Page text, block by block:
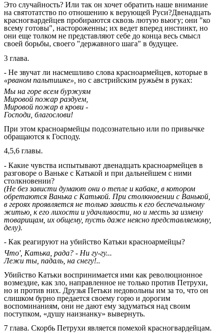
Это случайность? Или так он хочет обратить наше внимание
на святотатство по отношению к верующей Руси?Двенадцать
красногвардейцев пробираются сквозь лютую вьюгу; они "ко
всему готовы", настороженны; их ведет вперед инстинкт, но
они еще толком не представляют себе до конца весь смысл
своей борьбы, своего "державного шага" в будущее.
3 глава.
- Не звучат ли насмешливо слова красноармейцев, которые в
«рваном пальтишке», но с австрийским ружьём в руках:
Мы на горе всем буржуям
Мировой пожар раздуем,
Мировой пожар в крови -
Господи, благослови!
При этом красноармейцы подсознательно или по привычке
обращаются к Господу.
4,5,6 главы.
- Какие чувства испытывают двенадцать красноармейцев в
разговоре о Ваньке с Катькой и при дальнейшем с ними
столкновении?
(Не без зависти думают они о тепле и кабаке, в котором
обретаются Ванька с Катькой. При столкновении с Ванькой,
в героях проявляется не только зависть к его беспечальному
житью, к его лихости и удачливости, но и месть за измену
товарищам, их общему, пусть даже неясно представляемому,
делу).
- Как реагируют на убийство Катьки красноармейцы?
Что', Катька, рада? - Ни гу-гу...
Лежи ты, падаль, на снегу!..
Убийство Катьки воспринимается ими как революционное
возмездие, как зло, направленное не только против Петрухи,
но и против них. Друзья Петьки недовольны им за то, что он
слишком бурно предается своему горю и дорогим
воспоминаниям, они не дают ему задуматься над своим
поступком, «душу наизнанку» вывернуть.
7 глава. Скорбь Петрухи является помехой красногвардейцам.